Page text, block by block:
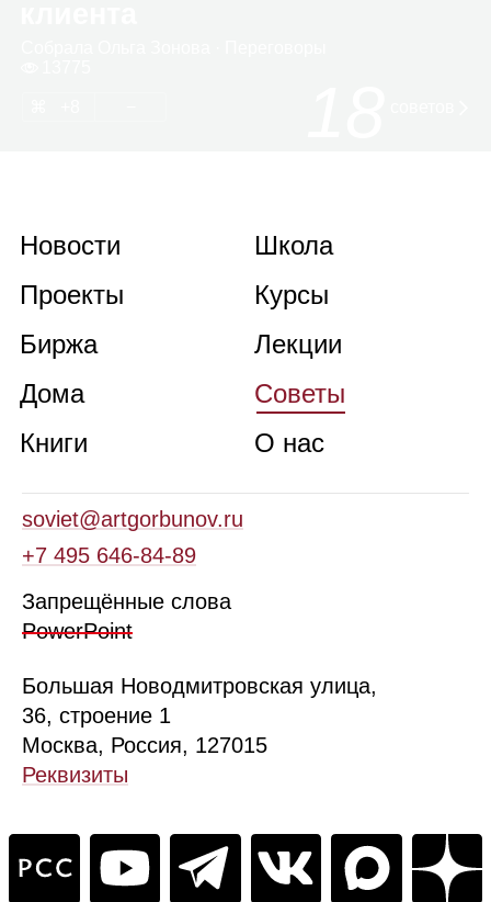
Новости
Проекты
Биржа
Дома
Книги
Школа
Курсы
Лекции
Советы
О нас
soviet@artgorbunov.ru
+7 495 646‑84‑89
Запрещённые слова
PowerPoint
Большая Новодмитровская улица,
36, строение 1
Москва, Россия, 127015
Реквизиты